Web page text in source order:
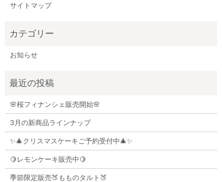
サイトマップ
お知らせ
🌸桜フィナンシェ販売開始🌸
3月の新商品ラインナップ
✨🎄クリスマスケーキご予約受付中🎄✨
🍋レモンケーキ販売中🍋
季節限定販売🍑もものタルト🍑